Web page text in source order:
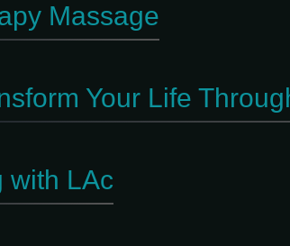
Massage
Your Life
with LAc